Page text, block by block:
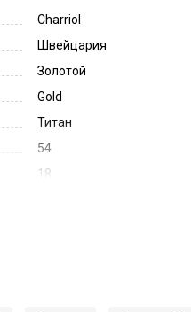
Charriol
Швейцария
Золотой
Gold
Титан
54
18